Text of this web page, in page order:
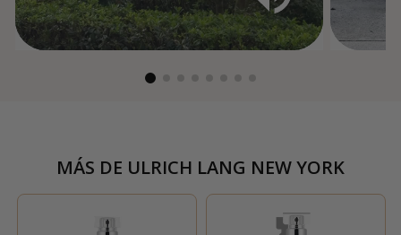
MÁS DE ULRICH LANG NEW YORK